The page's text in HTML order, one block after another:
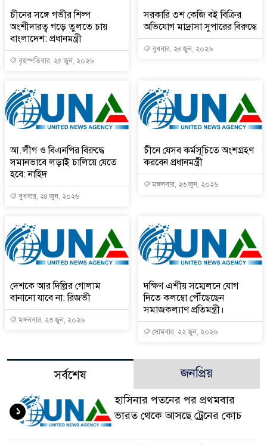
চীনের সঙ্গে গভীর শিল্প
অংশীদারত্ব গড়ে তুলতে চায়
বাংলাদেশ: প্রধানমন্ত্রী
বৃহস্পতিবার, ২৫ জুন, ২০২৬
সরকারি ৩শ কেজি বই বিক্রির
অভিযোগ মাদ্রাসা সুপারের বিরুদ্ধে
বুধবার, ২৪ জুন, ২০২৬
আ.লীগ ও বিএনপির বিরুদ্ধে
সমানভাবে লড়াই চালিয়ে যেতে
হবে: নাহিদ
বুধবার, ২৪ জুন, ২০২৬
চীনে যেসব কর্মসূচিতে অংশগ্রহণ
করবেন প্রধানমন্ত্রী
মঙ্গলবার, ২৩ জুন, ২০২৬
দেশকে আর দিল্লির গোলাম
বানানো যাবে না: রিজভী
মঙ্গলবার, ২৩ জুন, ২০২৬
দক্ষিণ এশীয় সম্মেলনে যোগ
দিতে কলম্বো পৌঁছেছেন
সমাজকল্যাণ প্রতিমন্ত্রী।
সোমবার, ২২ জুন, ২০২৬
সর্বশেষ জনপ্রিয়
হাসিনার পতনের পর প্রথমবার
ভারত থেকে আসছে ট্রেনের কোচ
১